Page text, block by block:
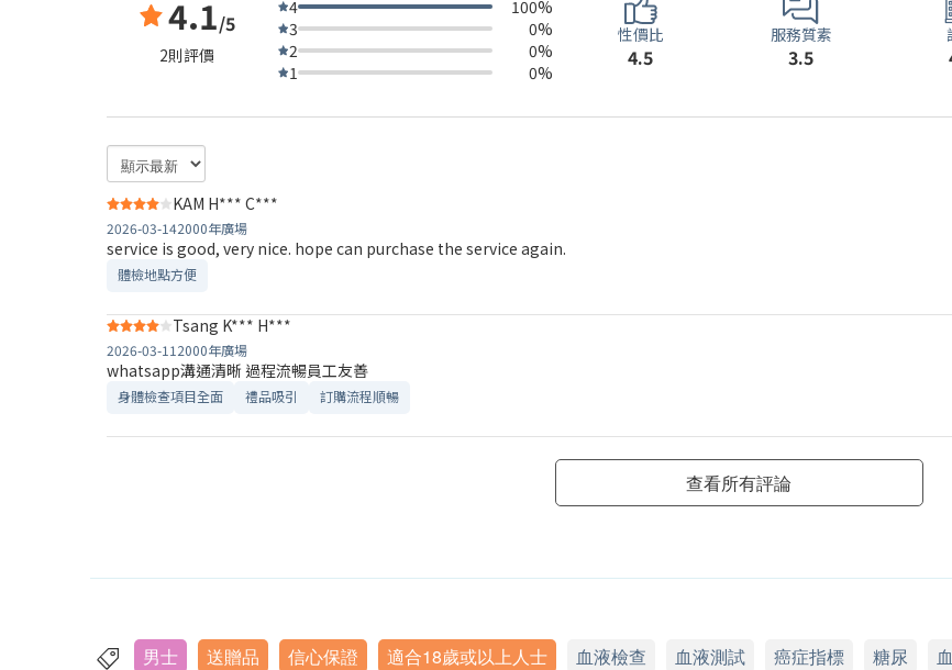
4.1/5
2則評價
4
100%
3
0%
2
0%
1
0%
性價比
4.5
服務質素
3.5
KAM H*** C***
2026-03-142000年廣場
service is good, very nice. hope can purchase the service again.
體檢地點方便
Tsang K*** H***
2026-03-11 2000年廣場
whatsapp溝通清晰 過程流暢員工友善
身體檢查項目全面 禮品吸引 訂購流程順暢
查看所有評論
男士 送贈品 信心保證 適合18歲或以上人士 血液檢查 血液測試 癌症指標 糖尿